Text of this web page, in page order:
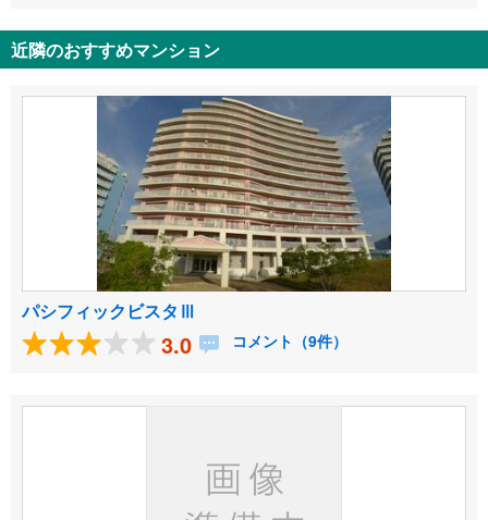
近隣のおすすめマンション
パシフィックビスタⅢ
3.0 コメント（9件）